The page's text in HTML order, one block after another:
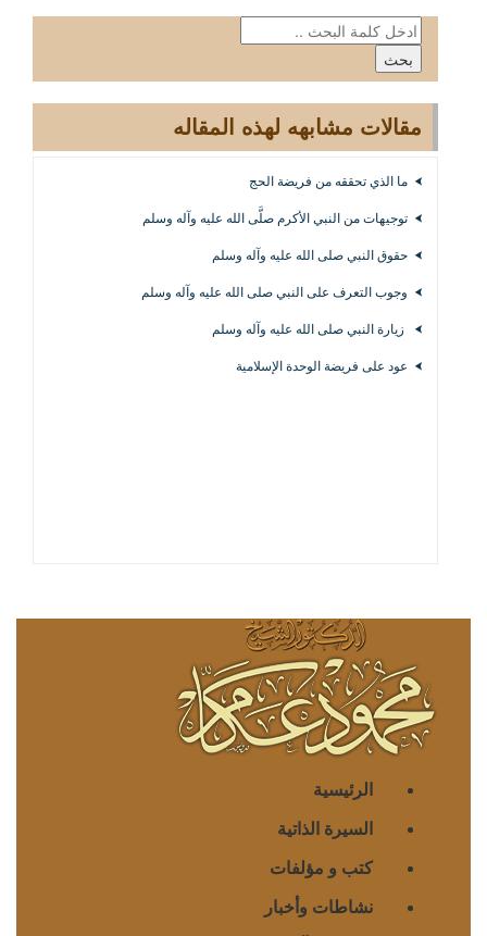
مقالات مشابهه لهذه المقاله
ما الذي تحققه من فريضة الحج
توجيهات من النبي الأكرم صلَّى الله عليه وآله وسلم
حقوق النبي صلى الله عليه وآله وسلم
وجوب التعرف على النبي صلى الله عليه وآله وسلم
زيارة النبي صلى الله عليه وآله وسلم
عود على فريضة الوحدة الإسلامية
الرئيسية
السيرة الذاتية
كتب و مؤلفات
نشاطات وأخبار